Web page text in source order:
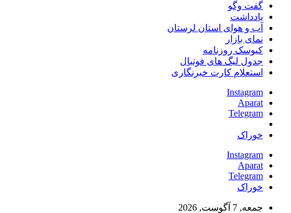
گفت وگو
یادداشت
آب و هوای استان لرستان
نمای بازار
کیوسک روزنامه
جدول لیگ های فوتبال
استعلام کارت خبرنگاری
Instagram
Aparat
Telegram
خوراک
Instagram
Aparat
Telegram
خوراک
جمعه, 7 آگوست, 2026